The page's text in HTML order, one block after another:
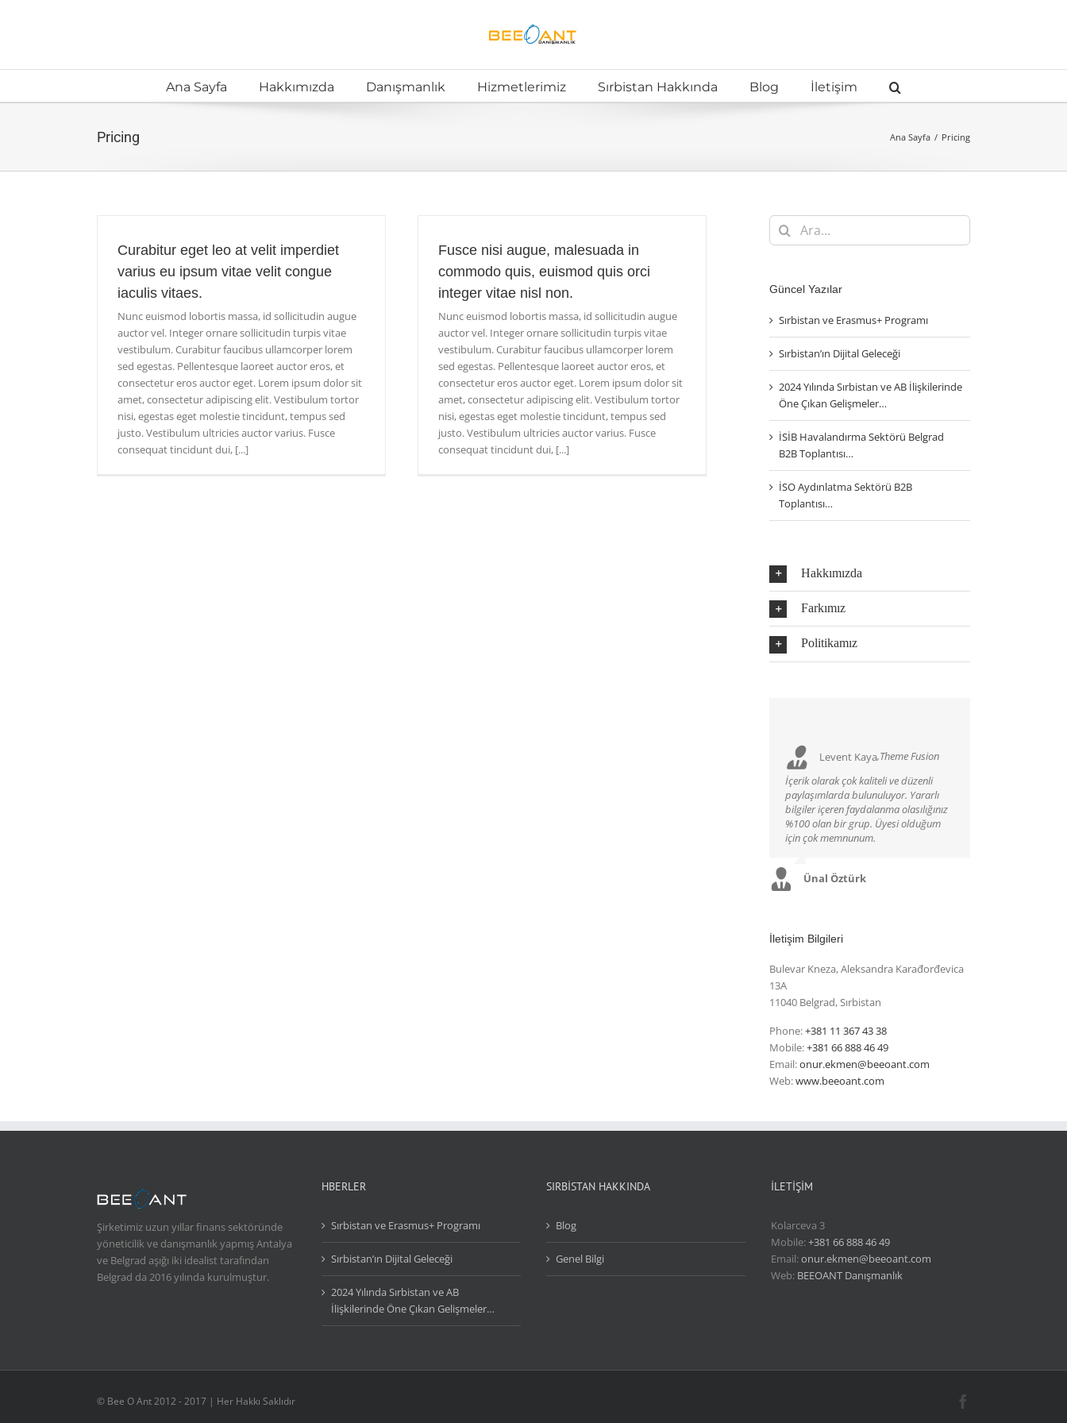
Ana Sayfa Hakkımızda Danışmanlık Hizmetlerimiz Sırbistan Hakkında Blog İletişim
Pricing Ana Sayfa Pricing
Curabitur eget leo at velit imperdiet
varius eu ipsum vitae velit congue
iaculis vitaes.
Nunc euismod lobortis massa, id sollicitudin augue
auctor vel. Integer ornare sollicitudin turpis vitae
vestibulum. Curabitur faucibus ullamcorper lorem
sed egestas. Pellentesque laoreet auctor eros, et
consectetur eros auctor eget. Lorem ipsum dolor sit
amet, consectetur adipiscing elit. Vestibulum tortor
nisi, egestas eget molestie tincidunt, tempus sed
justo. Vestibulum ultricies auctor varius. Fusce
consequat tincidunt dui, [...]
Fusce nisi augue, malesuada in
commodo quis, euismod quis orci
integer vitae nisl non.
Nunc euismod lobortis massa, id sollicitudin augue
auctor vel. Integer ornare sollicitudin turpis vitae
vestibulum. Curabitur faucibus ullamcorper lorem
sed egestas. Pellentesque laoreet auctor eros, et
consectetur eros auctor eget. Lorem ipsum dolor sit
amet, consectetur adipiscing elit. Vestibulum tortor
nisi, egestas eget molestie tincidunt, tempus sed
justo. Vestibulum ultricies auctor varius. Fusce
consequat tincidunt dui, [...]
Ara:
Güncel Yazılar
Sırbistan ve Erasmus+ Programı
Sırbistan’ın Dijital Geleceği
2024 Yılında Sırbistan ve AB İlişkilerinde
Öne Çıkan Gelişmeler…
İSİB Havalandırma Sektörü Belgrad
B2B Toplantısı…
İSO Aydınlatma Sektörü B2B
Toplantısı…
Hakkımızda
Farkımız
Politikamız
Levent Kaya,Theme Fusion
İçerik olarak çok kaliteli ve düzenli
paylaşımlarda bulunuluyor. Yararlı
bilgiler içeren faydalanma olasılığınız
%100 olan bir grup. Üyesi olduğum
için çok memnunum.
Ünal Öztürk
İletişim Bilgileri
Bulevar Kneza, Aleksandra Karađorđevica
13A
11040 Belgrad, Sırbistan
Phone:+381 11 367 43 38
Mobile:+381 66 888 46 49
Email:onur.ekmen@beeoant.com
Web:www.beeoant.com
Şirketimiz uzun yıllar finans sektöründe
yöneticilik ve danışmanlık yapmış Antalya
ve Belgrad aşığı iki idealist tarafından
Belgrad da 2016 yılında kurulmuştur.
HBERLER
Sırbistan ve Erasmus+ Programı
Sırbistan’ın Dijital Geleceği
2024 Yılında Sırbistan ve AB
İlişkilerinde Öne Çıkan Gelişmeler…
SIRBİSTAN HAKKINDA
Blog
Genel Bilgi
İLETİŞİM
Kolarceva 3
Mobile:+381 66 888 46 49
Email:onur.ekmen@beeoant.com
Web: BEEOANT Danışmanlık
© Bee O Ant 2012 - 2017 | Her Hakkı Saklıdır